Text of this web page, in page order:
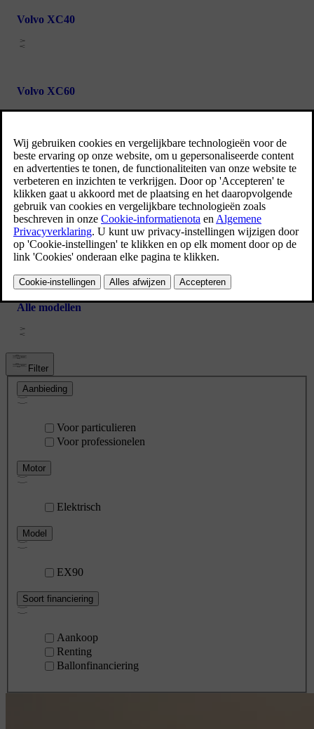
Volvo XC40
Volvo XC60
Volvo XC90
Volvo V60
Alle modellen
Filter
Aanbieding
Voor particulieren
Voor professionelen
Motor
Elektrisch
Model
EX90
Soort financiering
Aankoop
Renting
Ballonfinanciering